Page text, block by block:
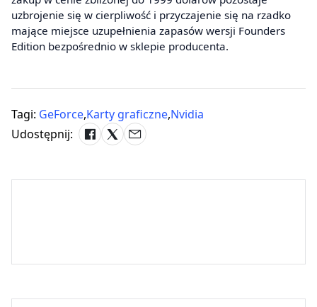
uzbrojenie się w cierpliwość i przyczajenie się na rzadko
mające miejsce uzupełnienia zapasów wersji Founders
Edition bezpośrednio w sklepie producenta.
Tagi: GeForce,Karty graficzne,Nvidia
Udostępnij: